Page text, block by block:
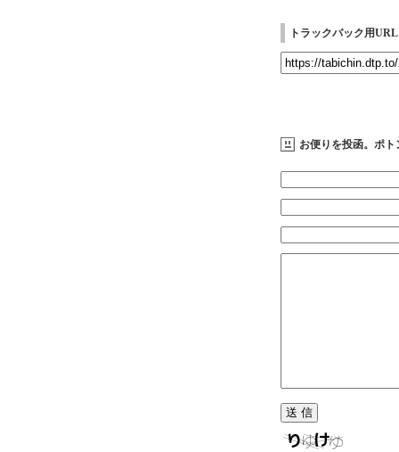
トラックバック用URL
お便りを投函。ポト